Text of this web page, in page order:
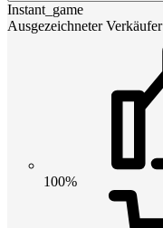
Instant_game
Ausgezeichneter Verkäufer
100%